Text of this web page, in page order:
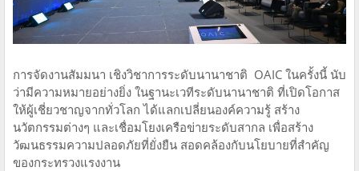
การจัดงานสัมมนา เชิงวิชาการระดับนานาชาติ OAIC ในครั้งนี้ นับ
ว่ามีความหมายอย่างยิ่ง ในฐานะเวทีระดับนานาชาติ ที่เปิดโอกาส
ให้ผู้เชี่ยวชาญจากทั่วโลก ได้แลกเปลี่ยนองค์ความรู้ สร้าง
นวัตกรรมต่างๆ และเชื่อมโยงเครือข่ายระดับสากล เพื่อสร้าง
วัฒนธรรมความปลอดภัยที่ยั่งยืน สอดคล้องกับนโยบายที่สำคัญ
ของกระทรวงแรงงาน